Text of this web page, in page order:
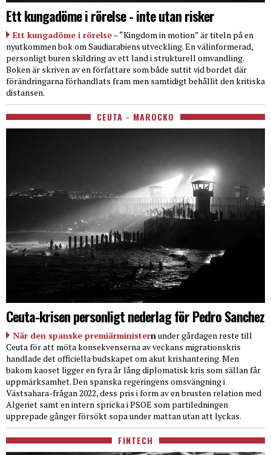
Ett kungadöme i rörelse - inte utan risker
Ett kungadöme i rörelse– “Kingdom in motion” är titeln på en
nyutkommen bok om Saudiarabiens utveckling. En välinformerad,
personligt buren skildring av ett land i strukturell omvandling.
Boken är skriven av en författare som både suttit vid bordet där
förändringarna förhandlats fram men samtidigt behållit den kritiska
distansen.
CEUTA - MAROCKO
Ceuta-krisen personligt nederlag för Pedro Sanchez
När den spanske premiärministern under gårdagen reste till
Ceuta för att möta konsekvenserna av veckans migrationskris
handlade det officiella budskapet om akut krishantering. Men
bakom kaoset ligger en fyra år lång diplomatisk kris som sällan får
uppmärksamhet. Den spanska regeringens omsvängning i
Västsahara-frågan 2022, dess pris i form av en brusten relation med
Algeriet samt en intern spricka i PSOE som partiledningen
upprepade gånger försökt sopa under mattan utan att lyckas.
FINTECH